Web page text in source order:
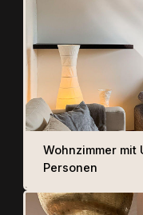
Wohnzimmer mit
Personen